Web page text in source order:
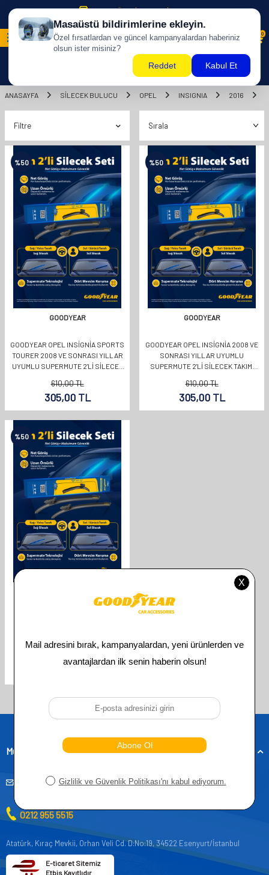
500 TL ÜZERİ KARGO BİZDEN !
0
ANASAYFA SILECEK BULUCU OPEL INSIGNIA 2016
Filtre
%50
GOODYEAR
GOODYEAR OPEL INSIGNIA SPORTS
TOURER 2008 VE SONRASI YILLAR
UYUMLU SUPERMUTE 2'LI SILECEK
610,00TL
305,00TL
%50
GOODYEAR
GOODYEAR OPEL INSIGNIA 2008 VE
SONRASI YILLAR UYUMLU
SUPERMUTE 2'LI SILECEK TAKIMI
610,00TL
305,00TL
%50
TAKIMI 2008-2022 SEDAN
TL
Toplam ürün bulunmaktadır.
Müşteri Hizmetleri
musteridestek@goodyearotoaksesuar.com.tr
0212 955 5515
Atatürk, Kıraç Mevkii, Orhan Veli Cd. D:No:19, 34522 Esenyurt/İstanbul
E-ticaret Sitemiz
Etbis Kayıtlıdır